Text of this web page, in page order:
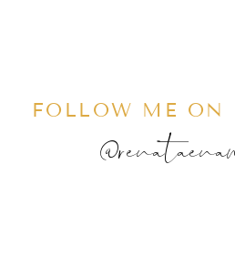
FOLLOW ME ON